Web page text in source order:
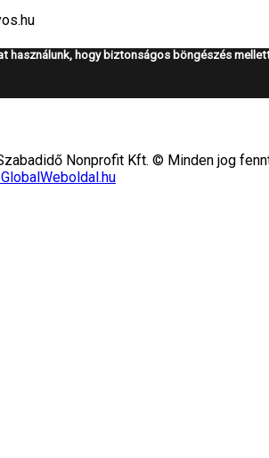
használunk, hogy biztonságos böngészés
Nonprofit Kft. © Minden jog